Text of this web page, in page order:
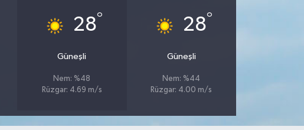
28°
Güneşli
Nem: %48
Rüzgar: 4.69 m/s
28°
Güneşli
Nem: %44
Rüzgar: 4.00 m/s